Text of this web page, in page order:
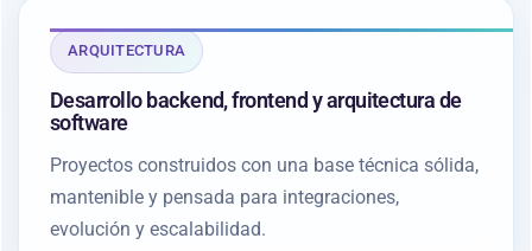
ARQUITECTURA
Desarrollo backend, frontend y arquitectura de
software
Proyectos construidos con una base técnica sólida,
mantenible y pensada para integraciones,
evolución y escalabilidad.